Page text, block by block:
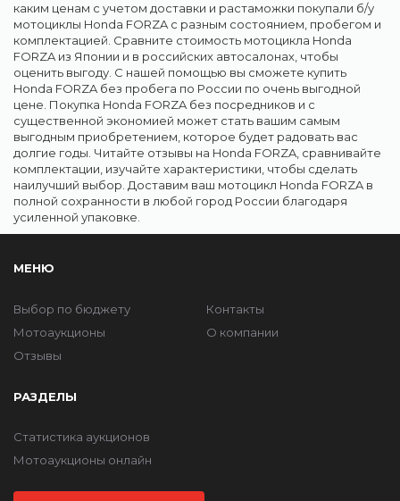
каким ценам с учетом доставки и растаможки покупали б/у
мотоциклы Honda FORZA с разным состоянием, пробегом и
комплектацией. Сравните стоимость мотоцикла Honda
FORZA из Японии и в российских автосалонах, чтобы
оценить выгоду. С нашей помощью вы сможете купить
Honda FORZA без пробега по России по очень выгодной
цене. Покупка Honda FORZA без посредников и с
существенной экономией может стать вашим самым
выгодным приобретением, которое будет радовать вас
долгие годы. Читайте отзывы на Honda FORZA, сравнивайте
комплектации, изучайте характеристики, чтобы сделать
наилучший выбор. Доставим ваш мотоцикл Honda FORZA в
полной сохранности в любой город России благодаря
усиленной упаковке.
МЕНЮ
Выбор по бюджету
Мотоаукционы
Отзывы
Контакты
О компании
РАЗДЕЛЫ
Статистика аукционов
Мотоаукционы онлайн